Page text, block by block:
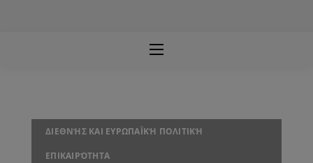
ΔΙΕΘΝΉΣ ΚΑΙ ΕΥΡΩΠΑΪΚΉ ΠΟΛΙΤΙΚΉ
ΕΠΙΚΑΙΡΌΤΗΤΑ